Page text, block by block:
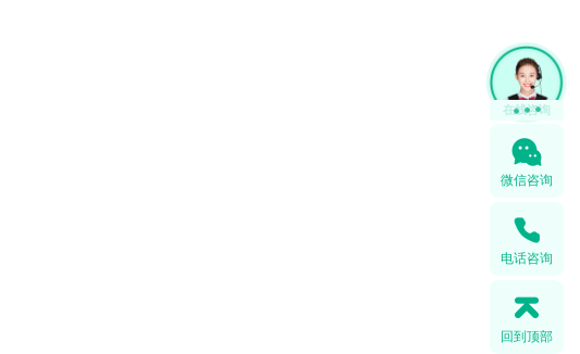
1
微信咨询
电话咨询
回到顶部